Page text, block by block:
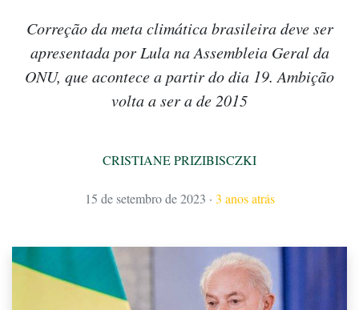
Correção da meta climática brasileira deve ser
apresentada por Lula na Assembleia Geral da
ONU, que acontece a partir do dia 19. Ambição
volta a ser a de 2015
CRISTIANE PRIZIBISCZKI
15 de setembro de 2023 · 3 anos atrás